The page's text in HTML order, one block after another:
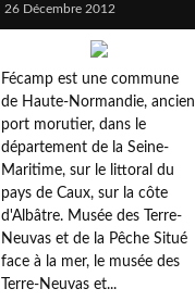
26 Décembre 2012
Fécamp est une commune
de Haute-Normandie, ancien
port morutier, dans le
département de la Seine-
Maritime, sur le littoral du
pays de Caux, sur la côte
d'Albâtre. Musée des Terre-
Neuvas et de la Pêche Situé
face à la mer, le musée des
Terre-Neuvas et...